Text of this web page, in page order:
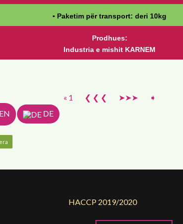
▪ Paketim për transport: deri 10kg
Prodhues:
Industria e mishit KARNEM
« 1 ❮ ❮ ❮ ➤➤➤
➧
EN DE
HACCP 2019/2020